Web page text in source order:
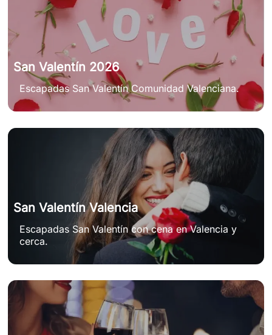
San Valentín 2026
Escapadas San Valentín Comunidad Valenciana.
San Valentín Valencia
Escapadas San Valentín con cena en Valencia y
cerca.